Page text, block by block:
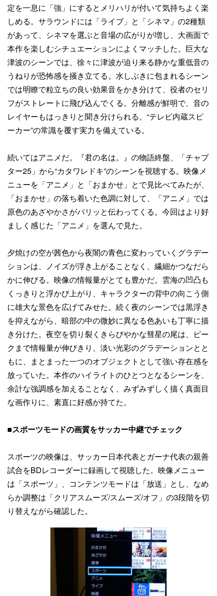
定を一息に「強」にするとメリハリが付いて気持ちよく楽
しめる。サラウンドには「ライブ」と「シネマ」の2種類
があって、シネマを選ぶと音場の広がりが増し、大画面で
本作を楽しむシチュエーションによくマッチした。巨大な
津波のシーンでは、徐々に津波が迫り来る静かな重低音の
うねりが恐怖感を掻き立てる。水しぶきに包まれるシーン
では明瞭で粒立ちの良い効果音をかき分けて、役者のセリ
フがストレートに飛び込んでくる。分離感が鮮明で、音の
レイヤーもはっきりと聞き分けられる。“テレビ内蔵スピ
ーカー”の常識を覆す実力を備えている。
続いてはアニメだ。『君の名は。』の物語終盤、「チャプ
ター25」から“カタワレドキ”のシーンを視聴する。映像メ
ニューを「アニメ」と「おまかせ」とで見比べてみたが、
「おまかせ」の落ち着いた色調に対して、「アニメ」では
原色のあざやかさがパリッと伝わってくる。今回はより好
ましく感じた「アニメ」を選んで見た。
夕焼けの空が茜色から夜闇の青色に変わっていくグラデー
ションは、ノイズが浮き上がることなく、繊細かつなだら
かに伸びる。映像の情報量がとても豊かだ。雲海の凹凸も
くっきりと浮かび上がり、キャラクターの背中の向こう側
に雄大な景色を広げてみせた。続く夜のシーンでは黒浮き
を抑えながら、暗部の中の微妙に異なる色あいも丁寧に描
き分けた。夜空を切り裂くきらびやかな彗星の尾は、ピー
クまで情報量が伸びきり、淡い光彩のグラデーションとと
もに、まとまった一つのオブジェクトとして強い存在感を
放っていた。本作のハイライトのひとつとなるシーンを、
余計な強調感を加えることなく、みずみずしく描く真面目
な画作りに、素直に好感が持てた。
■スポーツモードの画質をサッカー中継でチェック
スポーツの映像は、サッカー日本代表とガーナ代表の親善
試合をBDレコーダーに録画して視聴した。映像メニュー
は「スポーツ」、コンテンツモードは「放送」とし、なめ
らか調整は「クリアスムーズ/スムーズ/オフ」の3段階を切
り替えながら確認した。